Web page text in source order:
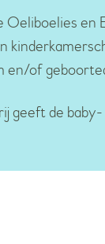
of
geeft de